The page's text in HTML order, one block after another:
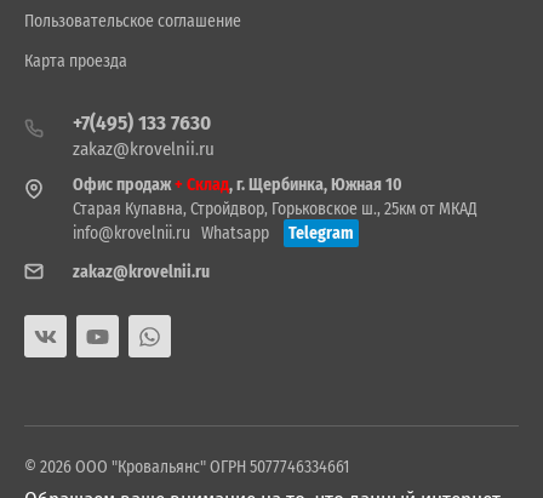
Пользовательское соглашение
Карта проезда
+7(495) 133 7630
zakaz@krovelnii.ru
Офис продаж+ Склад, г. Щербинка, Южная 10
Старая Купавна, Стройдвор, Горьковское ш., 25км от МКАД
info@krovelnii.ru Whatsapp
Telegram
zakaz@krovelnii.ru
© 2026 ООО "Кровальянс" ОГРН 5077746334661